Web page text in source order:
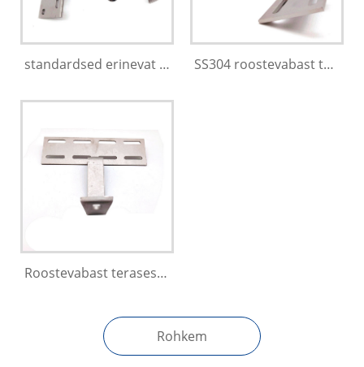
standardsed erinevat tüüpi SS201/304/316 pressosad päikeseenergiasüsteemi jaoks SS304 roostevabast terasest päikeseenergia katusekonks PV-süsteemi jaoks
Roostevabast terasest SS201 SS304 päikeseenergiasüsteemi katusekonksu kinnitus
Rohkem